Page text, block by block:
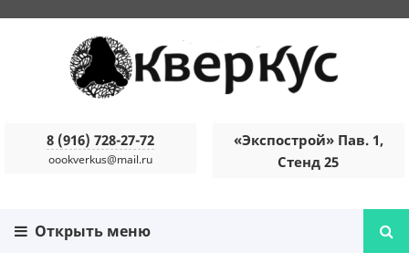
8 (916) 728-27-72
oookverkus@mail.ru
«Экспострой» Пав. 1,
Стенд 25
Открыть меню